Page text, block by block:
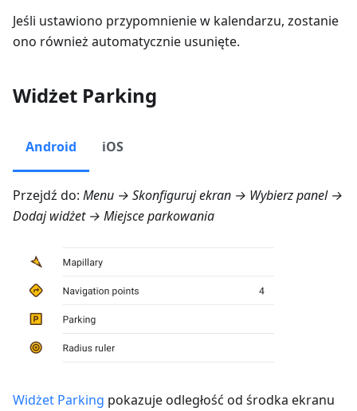
Jeśli ustawiono przypomnienie w kalendarzu, zostanie
ono również automatycznie usunięte.
Widżet Parking
Android iOS
Przejdź do: Menu → Skonfiguruj ekran → Wybierz panel →
Dodaj widżet → Miejsce parkowania
Widżet Parking pokazuje odległość od środka ekranu